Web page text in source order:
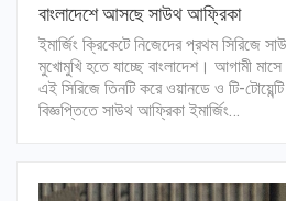
বাংলাদেশে আসছে সাউথ আফ্রিকা
ইমার্জিং ক্রিকেটে নিজেদের প্রথম সিরিজে
মুখোমুখি হতে যাচ্ছে বাংলাদেশ। আগামী
এই সিরিজে তিনটি করে ওয়ানডে ও টি-
বিজ্ঞপ্তিতে সাউথ আফ্রিকা ইমার্জিং…